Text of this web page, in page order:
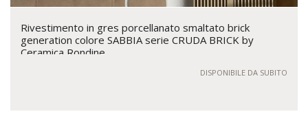
Rivestimento in gres porcellanato smaltato brick
generation colore SABBIA serie CRUDA BRICK by
Ceramica Rondine
DISPONIBILE DA SUBITO